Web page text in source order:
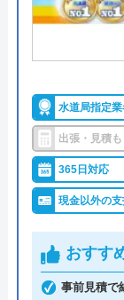
代表者
対応エリア
●保証・保険
ハウスラ
ハウスラボホ
道修理業者で
まわりトラ
6,600円から
万が一、水
水道局指定
出張・見積
365日対応
現金以外の
おすす
事前見積で